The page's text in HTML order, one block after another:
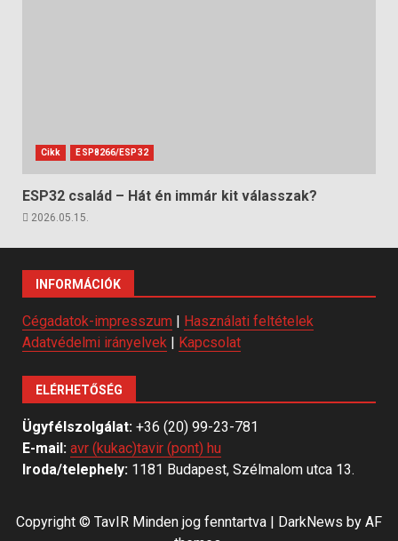
Cikk ESP8266/ESP32
ESP32 család – Hát én immár kit válasszak?
2026.05.15.
INFORMÁCIÓK
Cégadatok-impresszum | Használati feltételek
Adatvédelmi irányelvek | Kapcsolat
ELÉRHETŐSÉG
Ügyfélszolgálat: +36 (20) 99-23-781
E-mail: avr (kukac)tavir (pont) hu
Iroda/telephely: 1181 Budapest, Szélmalom utca 13.
Copyright © TavIR Minden jog fenntartva | DarkNews by AF